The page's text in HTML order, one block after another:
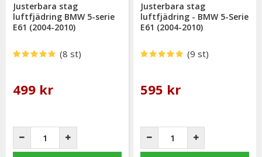
Justerbara stag
luftfjädring BMW 5-serie
E61 (2004-2010)
(8 st)
499 kr
Justerbara stag
luftfjädring - BMW 5-Serie
E61 (2004-2010)
(9 st)
595 kr